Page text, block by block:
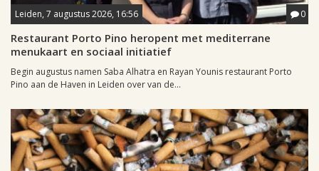
Leiden, 7 augustus 2026, 16:56 0
Restaurant Porto Pino heropent met mediterrane
menukaart en sociaal initiatief
Begin augustus namen Saba Alhatra en Rayan Younis restaurant Porto
Pino aan de Haven in Leiden over van de...